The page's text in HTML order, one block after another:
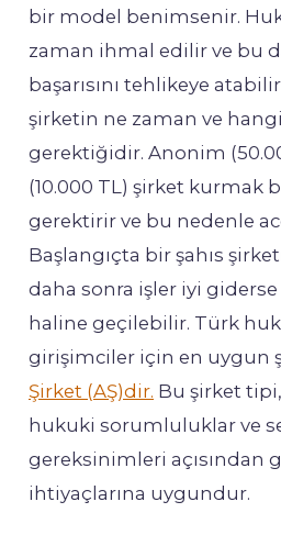
bir model benimsenir.
zaman ihmal edilir ve bu
başarısını tehlikeye
şirketin ne zaman ve
gerektiğidir. Anonim
(10.000 TL) şirket kurmak
gerektirir ve bu nedenle
Başlangıçta bir şahıs
daha sonra işler iyi
haline geçilebilir. Türk
girişimciler için en uygun
Şirket (AŞ)dir. Bu şirket
hukuki sorumluluklar ve
gereksinimleri açısından
ihtiyaçlarına uygundur.